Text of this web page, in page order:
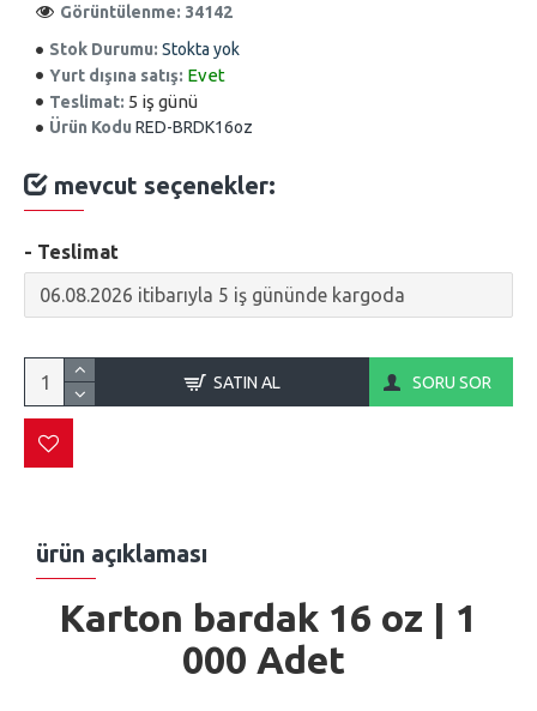
ürün açıklaması
Karton bardak 16 oz | 1
000 Adet
Stok Durumu: Stokta yok
Yurt dışına satış: Evet
Teslimat: 5 iş günü
Ürün Kodu RED-BRDK16oz
Görüntülenme: 34142
mevcut seçenekler:
- Teslimat
SATIN AL SORU SOR